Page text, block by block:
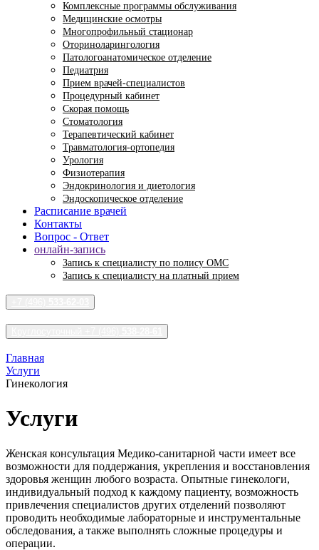
Комплексные программы обслуживания
Медицинские осмотры
Многопрофильный стационар
Оториноларингология
Патологоанатомическое отделение
Педиатрия
Прием врачей-специалистов
Процедурный кабинет
Скорая помощь
Стоматология
Терапевтический кабинет
Травматология-ортопедия
Урология
Физиотерапия
Эндокринология и диетология
Эндоскопическое отделение
Расписание врачей
Контакты
Вопрос - Ответ
онлайн-запись
Запись к специалисту по полису ОМС
Запись к специалисту на платный прием
Главная
Услуги
Гинекология
Услуги
Женская консультация Медико-санитарной части имеет все
возможности для поддержания, укрепления и восстановления
здоровья женщин любого возраста. Опытные гинекологи,
индивидуальный подход к каждому пациенту, возможность
привлечения специалистов других отделений позволяют
проводить необходимые лабораторные и инструментальные
обследования, а также выполнять сложные процедуры и
операции.